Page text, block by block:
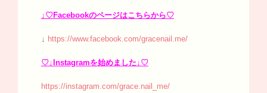
↓♡Facebookのページはこちらから♡
↓ https://www.facebook.com/gracenail.me/
♡↓Instagramを始めました↓♡
https://instagram.com/grace.nail_me/